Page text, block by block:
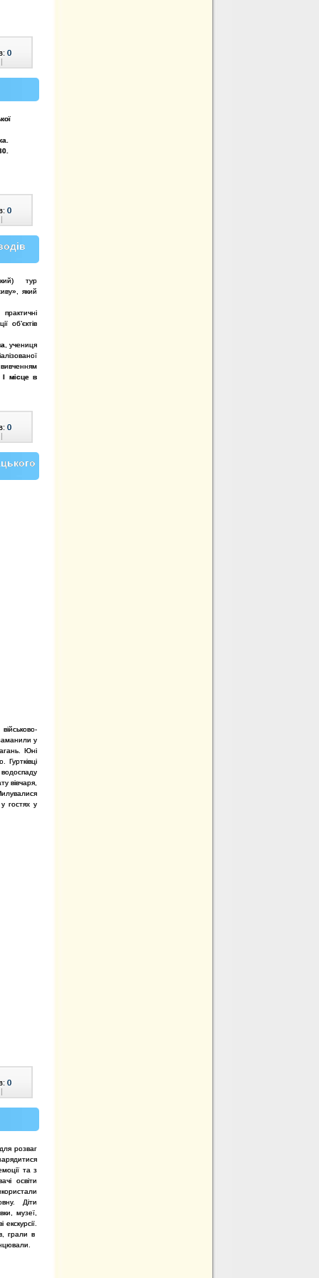
0
|
0
|
тур
який
об’єктів
, учениця
І місце в
0
|
у
Юні
вівчаря,
гостях у
0
|
розваг
та з
освіти
Діти
музеї,
грали в